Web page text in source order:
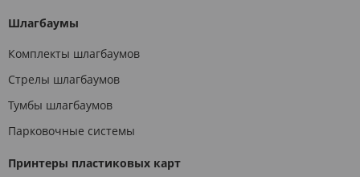
Шлагбаумы
Комплекты шлагбаумов
Стрелы шлагбаумов
Тумбы шлагбаумов
Парковочные системы
Принтеры пластиковых карт